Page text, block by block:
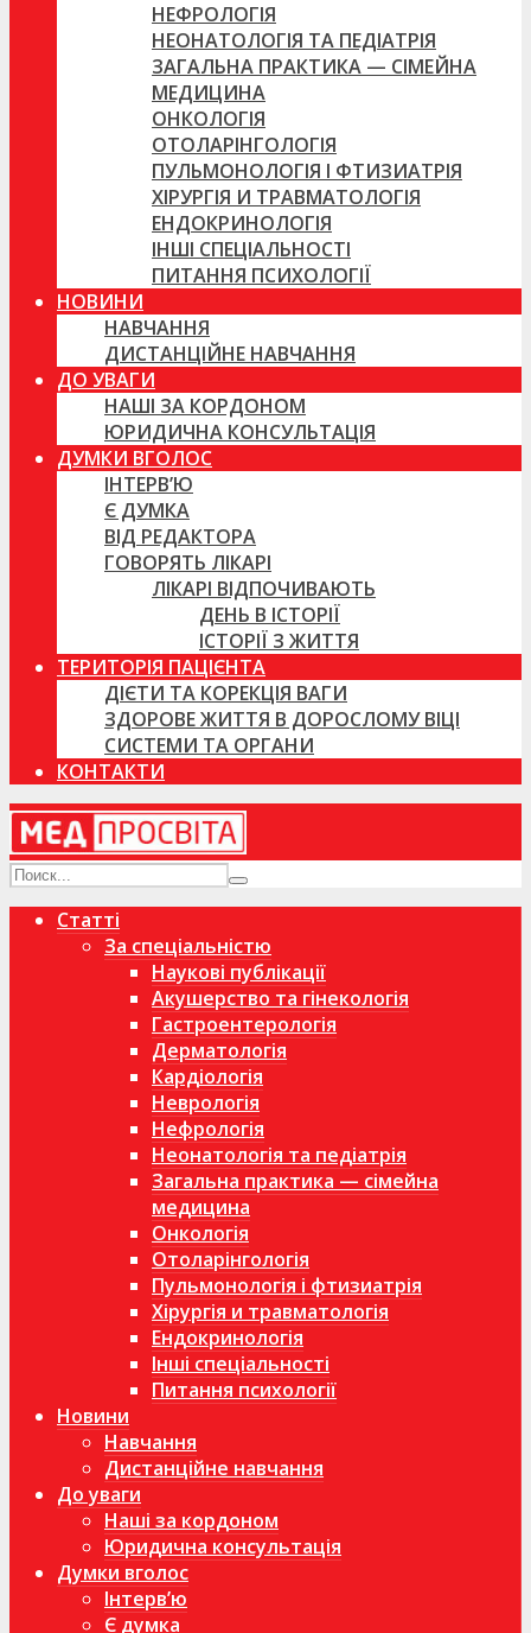
НЕФРОЛОГІЯ
НЕОНАТОЛОГІЯ ТА ПЕДІАТРІЯ
ЗАГАЛЬНА ПРАКТИКА — СІМЕЙНА
МЕДИЦИНА
ОНКОЛОГІЯ
ОТОЛАРІНГОЛОГІЯ
ПУЛЬМОНОЛОГІЯ І ФТИЗИАТРІЯ
ХІРУРГІЯ И ТРАВМАТОЛОГІЯ
ЕНДОКРИНОЛОГІЯ
ІНШІ СПЕЦІАЛЬНОСТІ
ПИТАННЯ ПСИХОЛОГІЇ
НОВИНИ
НАВЧАННЯ
ДИСТАНЦІЙНЕ НАВЧАННЯ
ДО УВАГИ
НАШІ ЗА КОРДОНОМ
ЮРИДИЧНА КОНСУЛЬТАЦІЯ
ДУМКИ ВГОЛОС
ІНТЕРВ’Ю
Є ДУМКА
ВІД РЕДАКТОРА
ГОВОРЯТЬ ЛІКАРІ
ЛІКАРІ ВІДПОЧИВАЮТЬ
ДЕНЬ В ІСТОРІЇ
ІСТОРІЇ З ЖИТТЯ
ТЕРИТОРІЯ ПАЦІЄНТА
ДІЄТИ ТА КОРЕКЦІЯ ВАГИ
ЗДОРОВЕ ЖИТТЯ В ДОРОСЛОМУ ВІЦІ
СИСТЕМИ ТА ОРГАНИ
КОНТАКТИ
Статті
За спеціальністю
Наукові публікації
Акушерство та гінекологія
Гастроентерологія
Дерматологія
Кардіологія
Неврологія
Нефрологія
Неонатологія та педіатрія
Загальна практика — сімейна
медицина
Онкологія
Отоларінгологія
Пульмонологія і фтизиатрія
Хірургія и травматологія
Ендокринологія
Інші спеціальності
Питання психології
Новини
Навчання
Дистанційне навчання
До уваги
Наші за кордоном
Юридична консультація
Думки вголос
Інтерв’ю
Є думка